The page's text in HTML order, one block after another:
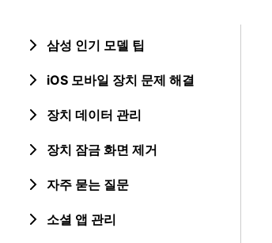
온라인 무료 체험하기
온라인으로 바로 시작
삼성 인기 모델 팁
iOS 모바일 장치 문제 해결
장치 데이터 관리
장치 잠금 화면 제거
자주 묻는 질문
소셜 앱 관리